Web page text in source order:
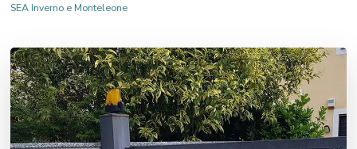
SEA Inverno e Monteleone